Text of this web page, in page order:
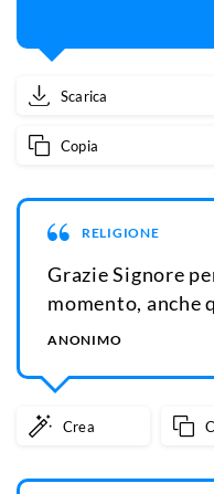
Scarica
Copia
RELIGIONE
Grazie Signore
momento, anche
ANONIMO
Crea